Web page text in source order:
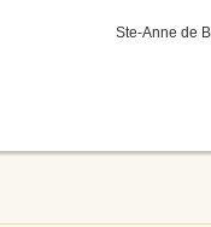
Ste-Anne de